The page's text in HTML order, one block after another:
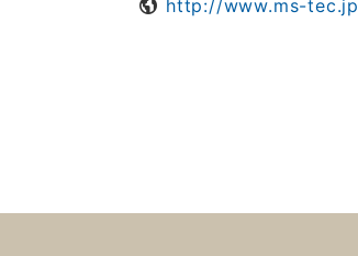
http://www.ms-tec.jp